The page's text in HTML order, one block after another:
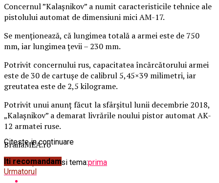
Concernul ”Kalașnikov” a numit caracteristicile tehnice ale
pistolului automat de dimensiuni mici AM-17.
Se menționează, că lungimea totală a armei este de 750
mm, iar lungimea țevii – 230 mm.
Potrivit concernului rus, capacitatea încărcătorului armei
este de 30 de cartușe de calibrul 5,45×39 milimetri, iar
greutatea este de 2,5 kilograme.
Potrivit unui anunț făcut la sfârșitul lunii decembrie 2018,
„Kalașnikov” a demarat livrările noului pistor automat AK-
12 armatei ruse.
BrailaMEA.ro
Articole pe aceiasi tema:prima
Urmatorul
Citeste in continuare
Iti recomandam